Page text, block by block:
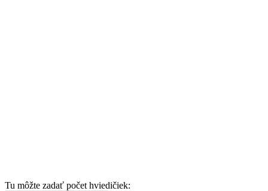
Tu môžte zadať počet hviedičiek: